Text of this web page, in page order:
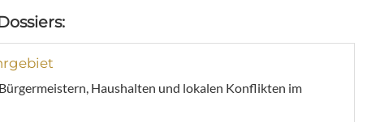
Haushalten und lokalen Konflikten im